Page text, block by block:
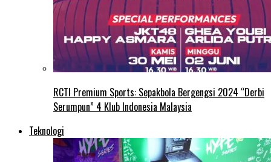
RCTI Premium Sports: Sepakbola Bergengsi 2024 “Derbi
Serumpun” 4 Klub Indonesia Malaysia
Teknologi